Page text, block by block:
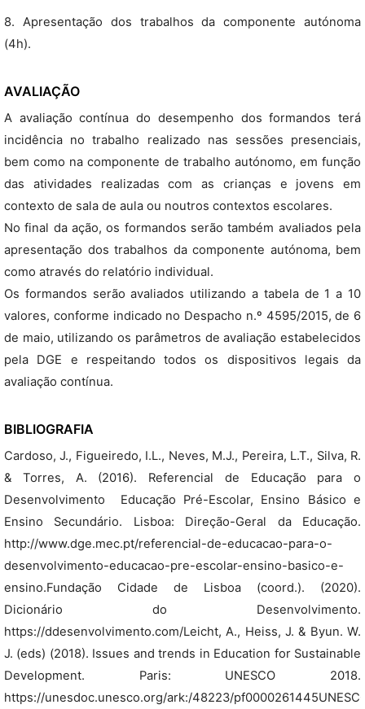
8. Apresentação dos trabalhos da componente autónoma
(4h).
AVALIAÇÃO
A avaliação contínua do desempenho dos formandos terá
incidência no trabalho realizado nas sessões presenciais,
bem como na componente de trabalho autónomo, em função
das atividades realizadas com as crianças e jovens em
contexto de sala de aula ou noutros contextos escolares.
No final da ação, os formandos serão também avaliados pela
apresentação dos trabalhos da componente autónoma, bem
como através do relatório individual.
Os formandos serão avaliados utilizando a tabela de 1 a 10
valores, conforme indicado no Despacho n.º 4595/2015, de 6
de maio, utilizando os parâmetros de avaliação estabelecidos
pela DGE e respeitando todos os dispositivos legais da
avaliação contínua.
BIBLIOGRAFIA
Cardoso, J., Figueiredo, I.L., Neves, M.J., Pereira, L.T., Silva, R.
& Torres, A. (2016). Referencial de Educação para o
Desenvolvimento  Educação Pré-Escolar, Ensino Básico e
Ensino Secundário. Lisboa: Direção-Geral da Educação.
http://www.dge.mec.pt/referencial-de-educacao-para-o-
desenvolvimento-educacao-pre-escolar-ensino-basico-e-
ensino.Fundação Cidade de Lisboa (coord.). (2020).
Dicionário do Desenvolvimento.
https://ddesenvolvimento.com/Leicht, A., Heiss, J. & Byun. W.
J. (eds) (2018). Issues and trends in Education for Sustainable
Development. Paris: UNESCO 2018.
https://unesdoc.unesco.org/ark:/48223/